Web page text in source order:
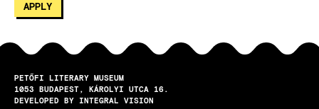
PETŐFI LITERARY MUSEUM
1053
BUDAPEST
KÁROLYI UTCA 16.
DEVELOPED BY INTEGRAL VISION